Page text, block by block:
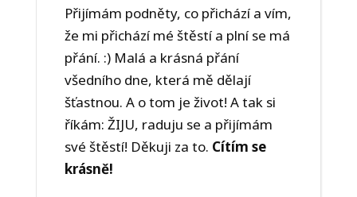
Přijímám podněty, co přichází a vím,
že mi přichází mé štěstí a plní se má
přání. :) Malá a krásná přání
všedního dne, která mě dělají
šťastnou. A o tom je život! A tak si
říkám: ŽIJU, raduju se a přijímám
své štěstí! Děkuji za to. Cítím se
krásně!